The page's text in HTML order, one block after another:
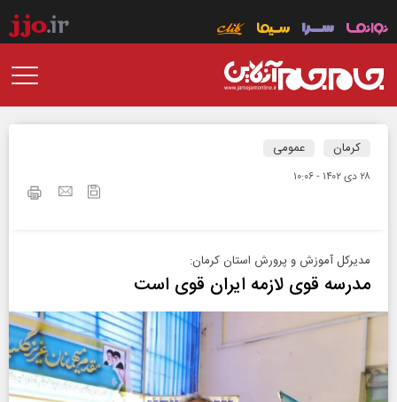
کرمان عمومی
۲۸ دی ۱۴۰۲ - ۱۰:۰۶
مدیرکل آموزش و پرورش استان کرمان:
مدرسه قوی لازمه ایران قوی است